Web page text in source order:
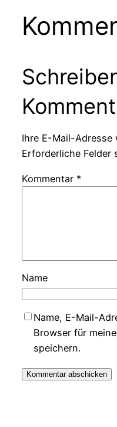
Ihre E-Mail-
Erforderliche Felder
Kommentar *
Name
Name, E-Mail-
Browser für
speichern.